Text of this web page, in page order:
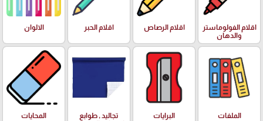
اقلام الفولوماستر
والدهان
اقلام الرصاص اقلام الحبر الالوان
الملفات البرايات
تجاليد , طوابع
المحايات